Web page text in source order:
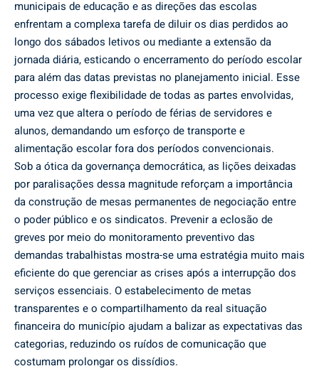
municipais de educação e as direções das escolas
enfrentam a complexa tarefa de diluir os dias perdidos ao
longo dos sábados letivos ou mediante a extensão da
jornada diária, esticando o encerramento do período escolar
para além das datas previstas no planejamento inicial. Esse
processo exige flexibilidade de todas as partes envolvidas,
uma vez que altera o período de férias de servidores e
alunos, demandando um esforço de transporte e
alimentação escolar fora dos períodos convencionais.
Sob a ótica da governança democrática, as lições deixadas
por paralisações dessa magnitude reforçam a importância
da construção de mesas permanentes de negociação entre
o poder público e os sindicatos. Prevenir a eclosão de
greves por meio do monitoramento preventivo das
demandas trabalhistas mostra-se uma estratégia muito mais
eficiente do que gerenciar as crises após a interrupção dos
serviços essenciais. O estabelecimento de metas
transparentes e o compartilhamento da real situação
financeira do município ajudam a balizar as expectativas das
categorias, reduzindo os ruídos de comunicação que
costumam prolongar os dissídios.